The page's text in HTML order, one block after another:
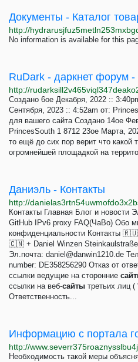
Документы - Каталог
No information is available for this
Создано 6ое Декабря, 2022 ::
Сентября, 2023 :: 4:52am от:
для вашего сайта Создано 14ое
PrincesSouth 1 8712 23ое Марта,
то ещё до сих пор верит что какой
огромнейшей площадкой на
Даниэль - Контакты
Контакты Главная Блог и новости
GitHub IPv6 proxy FAQ(ЧаВо) Обо
конфиденциальности
🇨🇳 + Daniel Winzen Steinkaulstraße
Эл.почта: daniel@danwin1210.de
number: DE358256290 Отказ от
ссылки ведущие на сторонние
ссылки на веб-сайты третьих лиц
Ответственность...
Необходимость такой меры